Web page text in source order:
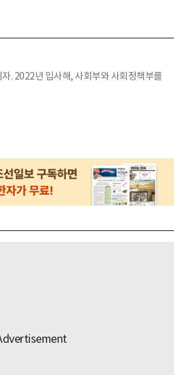
. 2022년 입사해, 사회부와 사회정책부를